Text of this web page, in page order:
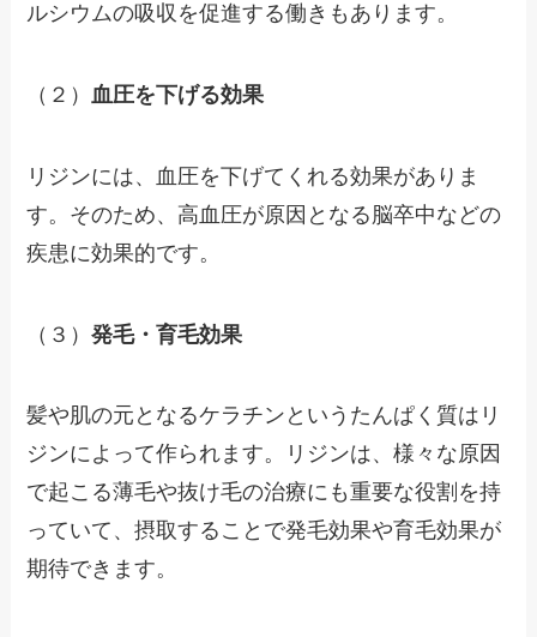
ルシウムの吸収を促進する働きもあります。
（２） 血圧を下げる効果
リジンには、血圧を下げてくれる効果がありま
す。そのため、高血圧が原因となる脳卒中などの
疾患に効果的です。
（３）発毛・育毛効果
髪や肌の元となるケラチンというたんぱく質はリ
ジンによって作られます。リジンは、様々な原因
で起こる薄毛や抜け毛の治療にも重要な役割を持
っていて、摂取することで発毛効果や育毛効果が
期待できます。